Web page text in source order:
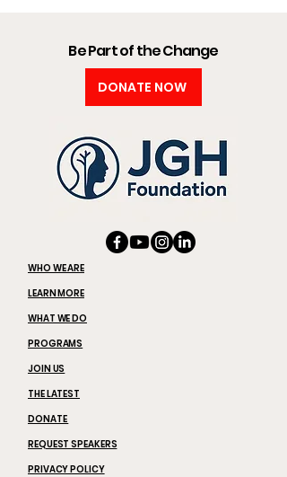
Be Part of the Change
DONATE NOW
WHO WE ARE
LEARN MORE
WHAT WE DO
PROGRAMS
JOIN US
THE LATEST
DONATE
REQUEST SPEAKERS
PRIVACY POLICY